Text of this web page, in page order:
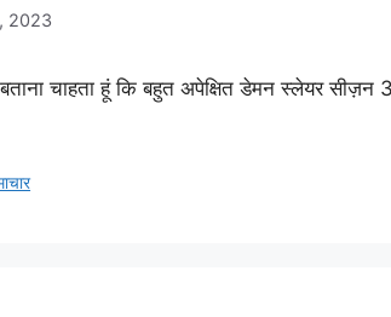
2023
चाहता हूं कि बहुत अपेक्षित डेमन स्लेयर सीज़न